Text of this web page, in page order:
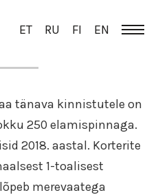
ET RU FI EN
tänava kinnistutele on
250 elamispinnaga.
2018. aastal. Korterite
1-toalisest
merevaatega